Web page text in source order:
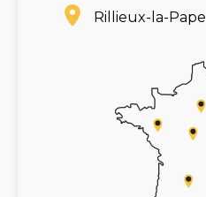
Rillieux-la-Pape